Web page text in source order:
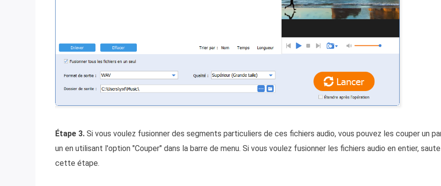
Étape 3. Si vous voulez fusionner des segments particuliers de ces fichiers audio, vous pouvez les couper un
un en utilisant l'option "Couper" dans la barre de menu. Si vous voulez fusionner les fichiers audio en entier,
cette étape.